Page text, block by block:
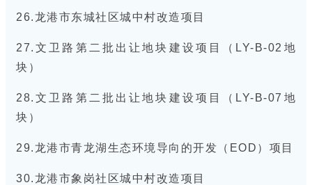
26.龙港市东城社区城中村改造项目
27.文卫路第二批出让地块建设项目（LY-B-02地
块）
28.文卫路第二批出让地块建设项目（LY-B-07地
块）
29.龙港市青龙湖生态环境导向的开发（EOD）项目
30.龙港市象岗社区城中村改造项目